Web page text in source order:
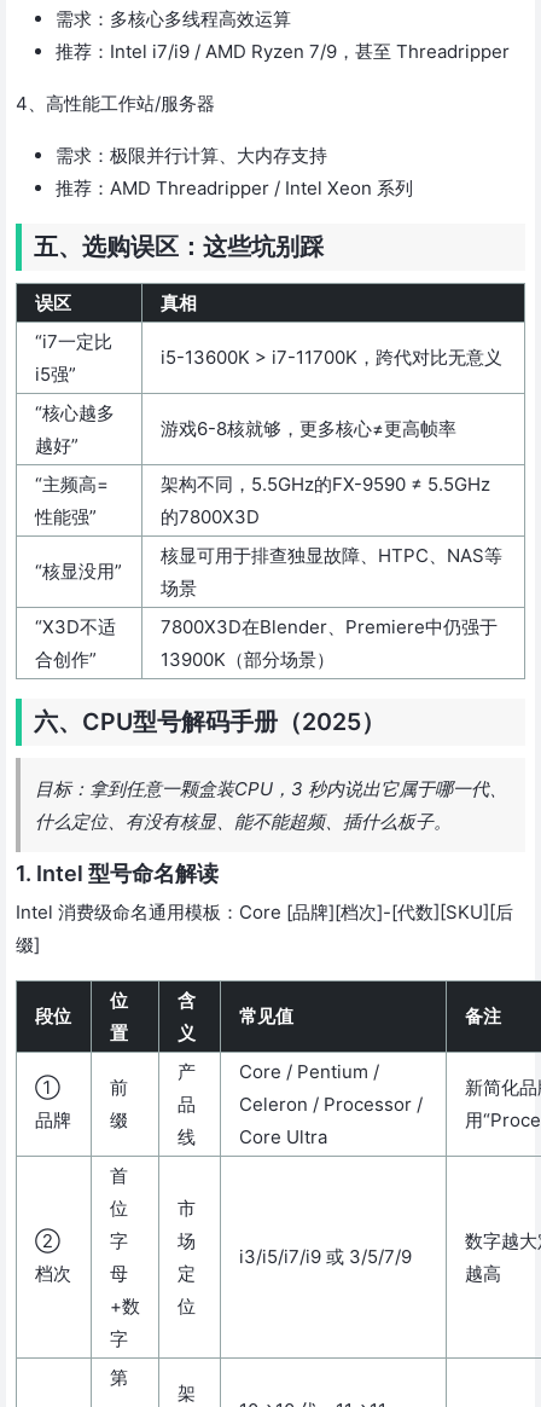
需求：多核心多线程高效运算
推荐：Intel i7/i9 / AMD Ryzen 7/9，甚至 Threadripper
4、高性能工作站/服务器
需求：极限并行计算、大内存支持
推荐：AMD Threadripper / Intel Xeon 系列
五、选购误区：这些坑别踩
误区
真相
“i7一定比
i5强”
i5-13600K > i7-11700K，跨代对比无意义
“核心越多
越好”
游戏6-8核就够，更多核心≠更高帧率
“主频高=
性能强”
架构不同，5.5GHz的FX-9590 ≠ 5.5GHz
的7800X3D
“核显没用”
核显可用于排查独显故障、HTPC、NAS等
场景
“X3D不适
合创作”
7800X3D在Blender、Premiere中仍强于
13900K（部分场景）
六、CPU型号解码手册（2025）
目标：拿到任意一颗盒装CPU，3 秒内说出它属于哪一代、
什么定位、有没有核显、能不能超频、插什么板子。
1. Intel 型号命名解读
Intel 消费级命名通用模板：Core [品牌][档次]-[代数][SKU][后
缀]
段位
位
置
含
义
常见值 备注
①
品牌
前
缀
产
品
线
Core / Pentium /
Celeron / Processor /
Core Ultra
新简化
用
②
档次
首
位
字
母
+数
字
市
场
定
位
i3/i5/i7/i9 或 3/5/7/9
数字越
越高
第
架